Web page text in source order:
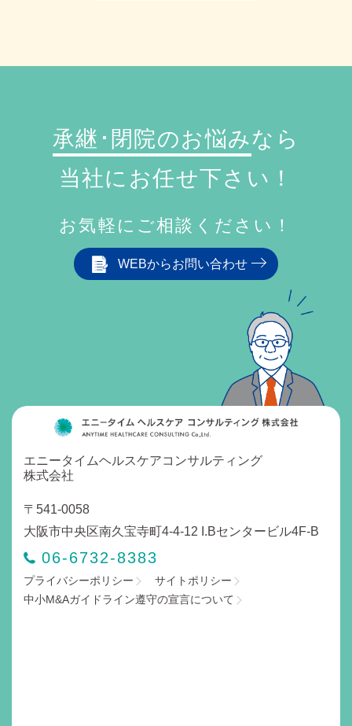
承継･閉院のお悩みなら
当社にお任せ下さい！
お気軽にご相談ください！
WEBからお問い合わせ
エニータイムヘルスケアコンサルティング
株式会社
〒541-0058
大阪市中央区南久宝寺町4-4-12 I.Bセンタービル4F-B
06-6732-8383
プライバシーポリシー
サイトポリシー
中小M&Aガイドライン遵守の宣言について